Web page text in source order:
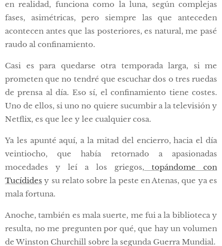
en realidad, funciona como la luna, según complejas
fases, asimétricas, pero siempre las que anteceden
acontecen antes que las posteriores, es natural, me pasé
raudo al confinamiento.
Casi es para quedarse otra temporada larga, si me
prometen que no tendré que escuchar dos o tres ruedas
de prensa al día. Eso sí, el confinamiento tiene costes.
Uno de ellos, si uno no quiere sucumbir a la televisión y
Netflix, es que lee y lee cualquier cosa.
Ya les apunté aquí, a la mitad del encierro, hacia el día
veintiocho, que había retornado a apasionadas
mocedades y leí a los griegos, topándome con
Tucídides y su relato sobre la peste en Atenas, que ya es
mala fortuna.
Anoche, también es mala suerte, me fui a la biblioteca y
resulta, no me pregunten por qué, que hay un volumen
de Winston Churchill sobre la segunda Guerra Mundial.